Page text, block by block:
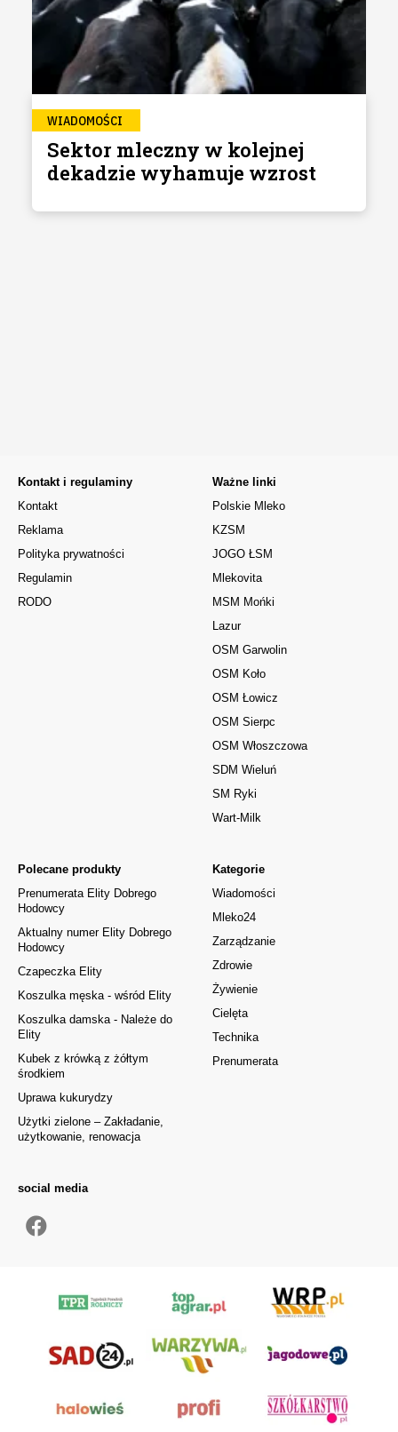
WIADOMOŚCI
Sektor mleczny w kolejnej
dekadzie wyhamuje wzrost
Kontakt i regulaminy
Kontakt
Reklama
Polityka prywatności
Regulamin
RODO
Kategorie
Wiadomości
Mleko24
Zarządzanie
Zdrowie
Żywienie
Cielęta
Technika
Prenumerata
Polecane produkty
Prenumerata Elity Dobrego
Hodowcy
Aktualny numer Elity Dobrego
Hodowcy
Czapeczka Elity
Koszulka męska - wśród Elity
Koszulka damska - Należe do
Elity
Kubek z krówką z żółtym
środkiem
Uprawa kukurydzy
Użytki zielone – Zakładanie,
użytkowanie, renowacja
Ważne linki
Polskie Mleko
KZSM
JOGO ŁSM
Mlekovita
MSM Mońki
Lazur
OSM Garwolin
OSM Koło
OSM Łowicz
OSM Sierpc
OSM Włoszczowa
SDM Wieluń
SM Ryki
Wart-Milk
social media